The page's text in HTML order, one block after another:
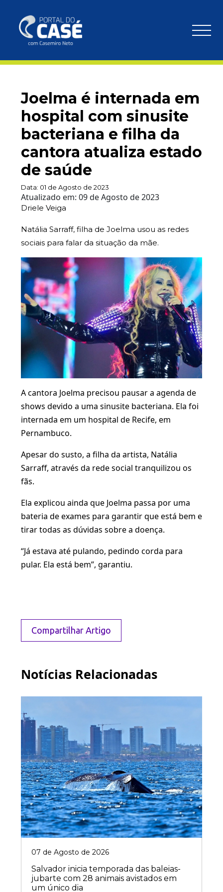
Joelma é internada em
hospital com sinusite
bacteriana e filha da
cantora atualiza estado
de saúde
Data: 01 de Agosto de 2023
Atualizado em: 09 de Agosto de 2023
Driele Veiga
Natália Sarraff, filha de Joelma usou as redes
sociais para falar da situação da mãe.
A cantora Joelma precisou pausar a agenda de
shows devido a uma sinusite bacteriana. Ela foi
internada em um hospital de Recife, em
Pernambuco.
Apesar do susto, a filha da artista, Natália
Sarraff, através da rede social tranquilizou os
fãs.
Ela explicou ainda que Joelma passa por uma
bateria de exames para garantir que está bem e
tirar todas as dúvidas sobre a doença.
“Já estava até pulando, pedindo corda para
pular. Ela está bem”, garantiu.
Compartilhar Artigo
Notícias Relacionadas
07 de Agosto de 2026
Salvador inicia temporada das baleias-
jubarte com 28 animais avistados em
um único dia